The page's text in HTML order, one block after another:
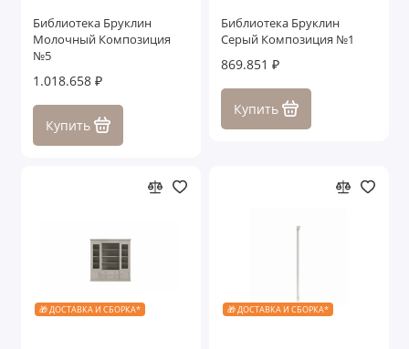
Библиотека Бруклин
Молочный Композиция
№5
1.018.658 ₽
Купить
Библиотека Бруклин
Серый Композиция №1
869.851 ₽
Купить
🎁 ДОСТАВКА И СБОРКА* 🎁 ДОСТАВКА И СБОРКА*